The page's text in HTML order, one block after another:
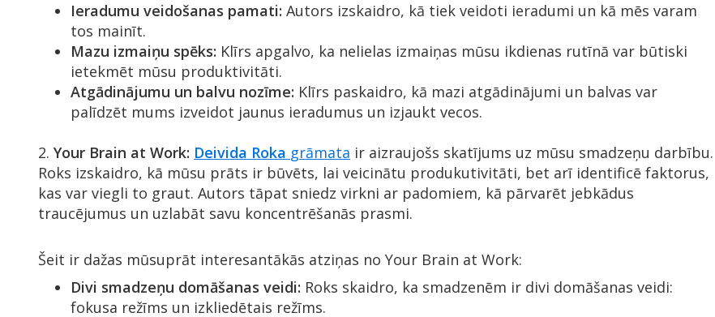
Ieradumu veidošanas pamati: Autors izskaidro, kā tiek veidoti ieradumi un kā mēs varam
tos mainīt.
Mazu izmaiņu spēks: Klīrs apgalvo, ka nelielas izmaiņas mūsu ikdienas rutīnā var būtiski
ietekmēt mūsu produktivitāti.
Atgādinājumu un balvu nozīme: Klīrs paskaidro, kā mazi atgādinājumi un balvas var
palīdzēt mums izveidot jaunus ieradumus un izjaukt vecos.
2. Your Brain at Work: Deivida Roka grāmata ir aizraujošs skatījums uz mūsu smadzeņu darbību.
Roks izskaidro, kā mūsu prāts ir būvēts, lai veicinātu produkutivitāti, bet arī identificē faktorus,
kas var viegli to graut. Autors tāpat sniedz virkni ar padomiem, kā pārvarēt jebkādus
traucējumus un uzlabāt savu koncentrēšanās prasmi.
Šeit ir dažas mūsuprāt interesantākās atziņas no Your Brain at Work:
Divi smadzeņu domāšanas veidi: Roks skaidro, ka smadzenēm ir divi domāšanas veidi:
fokusa režīms un izkliedētais režīms.